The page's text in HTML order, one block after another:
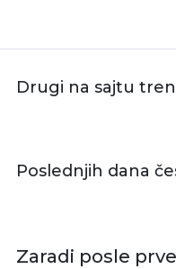
Drugi na sajtu
Poslednjih dana
Zaradi posle